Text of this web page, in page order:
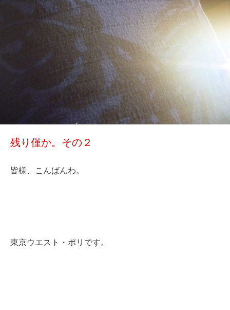
残り僅か。その２
皆様、こんばんわ。
東京ウエスト・ポリです。